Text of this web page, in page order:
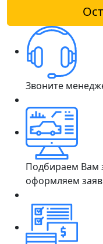
Звоните
Подбираем Вам
оформляем